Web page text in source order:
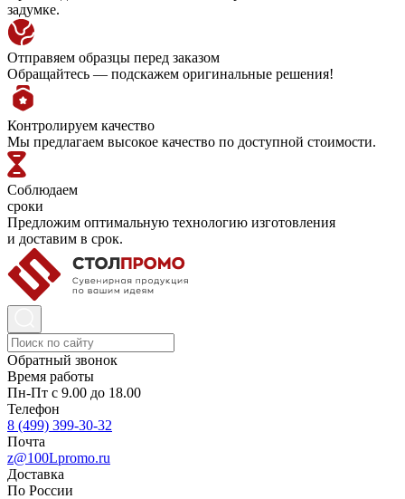
задумке.
Отправяем образцы перед заказом
Обращайтесь — подскажем оригинальные решения!
Контролируем качество
Мы предлагаем высокое качество по доступной стоимости.
Соблюдаем
сроки
Предложим оптимальную технологию изготовления
и доставим в срок.
Обратный звонок
Время работы
Пн-Пт с 9.00 до 18.00
Телефон
8 (499) 399-30-32
Почта
z@100Lpromo.ru
Доставка
По России